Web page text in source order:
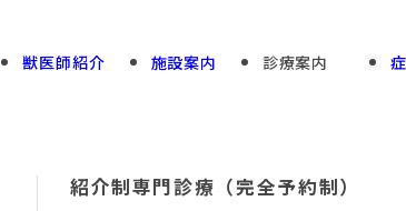
獣医師紹介 施設案内 診療案内
紹介制専門診療（完全予約制）